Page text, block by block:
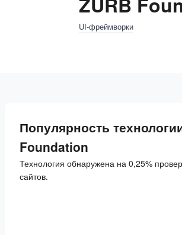
UI-фреймворки
Популярность
Foundation
Технология обнаружена на 0,25%
сайтов.